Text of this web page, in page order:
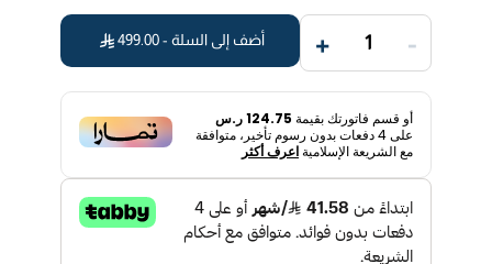
-
1
+ أضف إلى السلة -499.00
أو قسم فاتورتك بقيمة 124.75 ر.س
على4دفعات بدون رسوم تأخير، متوافقة
مع الشريعة الإسلاميةاعرف أكثر